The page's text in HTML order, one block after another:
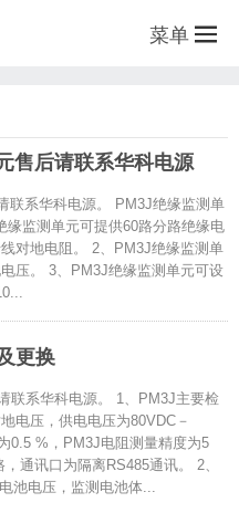
菜单
售后请联系华科电源
联系华科电源。 PM3J绝缘监测单
缘监测单元可提供60路分路绝缘电
对地电阻。 2、PM3J绝缘监测单
压。 3、PM3J绝缘监测单元可设
更换
联系华科电源。 1、PM3J主要检
电压，供电电压为80VDC－
0.5 %，PM3J电阻测量精度为5
通讯口为隔离RS485通讯。 2、
池电压，监测电池体...